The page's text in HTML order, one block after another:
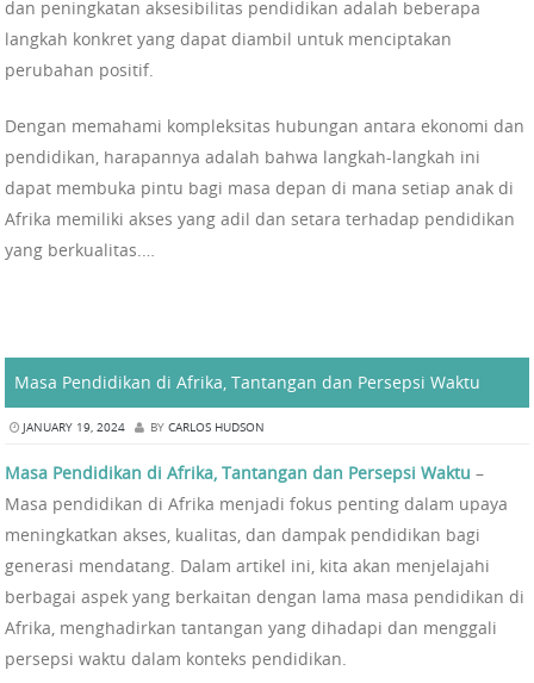
dan peningkatan aksesibilitas pendidikan adalah beberapa
langkah konkret yang dapat diambil untuk menciptakan
perubahan positif.
Dengan memahami kompleksitas hubungan antara ekonomi dan
pendidikan, harapannya adalah bahwa langkah-langkah ini
dapat membuka pintu bagi masa depan di mana setiap anak di
Afrika memiliki akses yang adil dan setara terhadap pendidikan
yang berkualitas.…
Masa Pendidikan di Afrika, Tantangan dan Persepsi Waktu
JANUARY 19, 2024 BY CARLOS HUDSON
Masa Pendidikan di Afrika, Tantangan dan Persepsi Waktu –
Masa pendidikan di Afrika menjadi fokus penting dalam upaya
meningkatkan akses, kualitas, dan dampak pendidikan bagi
generasi mendatang. Dalam artikel ini, kita akan menjelajahi
berbagai aspek yang berkaitan dengan lama masa pendidikan di
Afrika, menghadirkan tantangan yang dihadapi dan menggali
persepsi waktu dalam konteks pendidikan.